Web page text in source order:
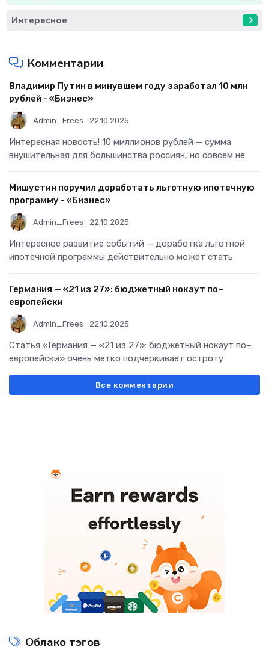
Интересное
Комментарии
Владимир Путин в минувшем году заработал 10 млн
рублей - «Бизнес»
Admin_Frees 22.10.2025
Интересная новость! 10 миллионов рублей — сумма
внушительная для большинства россиян, но совсем не
Мишустин поручил доработать льготную ипотечную
программу - «Бизнес»
Admin_Frees 22.10.2025
Интересное развитие событий — доработка льготной
ипотечной программы действительно может стать
Германия — «21 из 27»: бюджетный нокаут по–
европейски
Admin_Frees 22.10.2025
Статья «Германия — «21 из 27»: бюджетный нокаут по–
европейски» очень метко подчеркивает остроту
Все комментарии
Облако тэгов